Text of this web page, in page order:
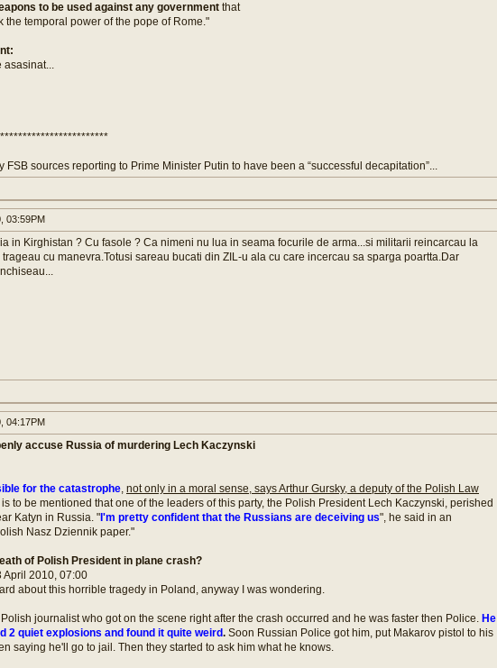
to be used against any government that
the temporal power of the pope of Rome."
asasinat...
FSB sources reporting to Prime Minister Putin to have been a “successful decapitation”...
03:59PM
in Kirghistan ? Cu fasole ? Ca nimeni nu lua in seama focurile de arma...si militarii reincarcau la
cu manevra.Totusi sareau bucati din ZIL-u ala cu care incercau sa sparga poartta.Dar
04:17PM
accuse Russia of murdering Lech Kaczynski
for the catastrophe, not only in a moral sense, says Arthur Gursky, a deputy of the Polish Law
is to be mentioned that one of the leaders of this party, the Polish President Lech Kaczynski, perished
Katyn in Russia. " I'm pretty confident that the Russians are deceiving us", he said in an
Nasz Dziennik paper."
of Polish President in plane crash?
April 2010, 07:00
about this horrible tragedy in Poland, anyway I was wondering.
journalist who got on the scene right after the crash occurred and he was faster then Police. He
2 quiet explosions and found it quite weird. Soon Russian Police got him, put Makarov pistol to his
saying he'll go to jail. Then they started to ask him what he knows.